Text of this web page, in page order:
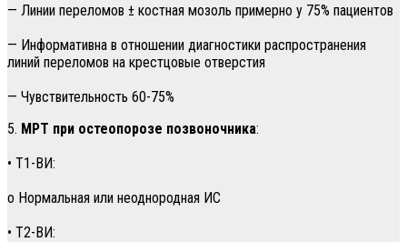
— Линии переломов ± костная мозоль примерно у 75% пациентов
— Информативна в отношении диагностики распространения
линий переломов на крестцовые отверстия
— Чувствительность 60-75%
5. МРТ при остеопорозе позвоночника:
• Т1-ВИ:
о Нормальная или неоднородная ИС
• Т2-ВИ: